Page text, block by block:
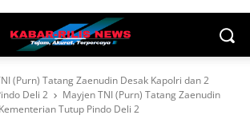
(Purn) Tatang Zaenudin Desak Kapolri dan 2
Deli 2
Mayjen TNI (Purn) Tatang Zaenudin
Tutup Pindo Deli 2